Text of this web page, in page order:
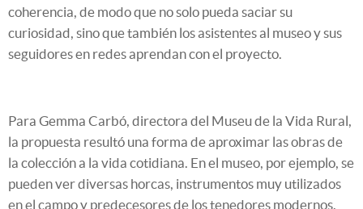
coherencia, de modo que no solo pueda saciar su
curiosidad, sino que también los asistentes al museo y sus
seguidores en redes aprendan con el proyecto.
Para Gemma Carbó, directora del Museu de la Vida Rural,
la propuesta resultó una forma de aproximar las obras de
la colección a la vida cotidiana. En el museo, por ejemplo, se
pueden ver diversas horcas, instrumentos muy utilizados
en el campo y predecesores de los tenedores modernos.